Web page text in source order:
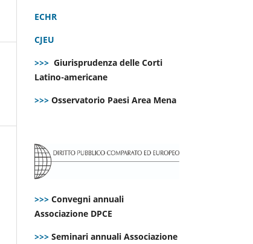
ECHR
CJEU
>>> Giurisprudenza delle Corti
Latino-americane
>>> Osservatorio Paesi Area Mena
>>> Convegni annuali
Associazione DPCE
>>> Seminari annuali Associazione